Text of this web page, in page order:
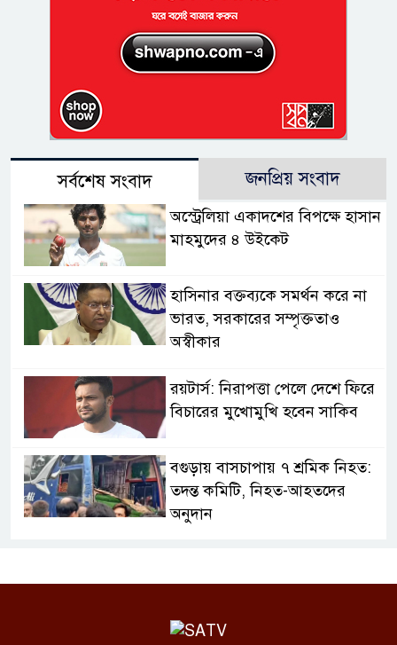
সর্বশেষ সংবাদ জনপ্রিয় সংবাদ
অস্ট্রেলিয়া একাদশের বিপক্ষে হাসান
মাহমুদের ৪ উইকেট
হাসিনার বক্তব্যকে সমর্থন করে না
ভারত, সরকারের সম্পৃক্ততাও
অস্বীকার
রয়টার্স: নিরাপত্তা পেলে দেশে ফিরে
বিচারের মুখোমুখি হবেন সাকিব
বগুড়ায় বাসচাপায় ৭ শ্রমিক নিহত:
তদন্ত কমিটি, নিহত-আহতদের
অনুদান
সরকারের গড়িমসির অভিযোগ